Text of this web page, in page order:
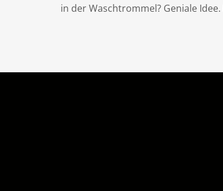
in der Waschtrommel? Geniale Idee.